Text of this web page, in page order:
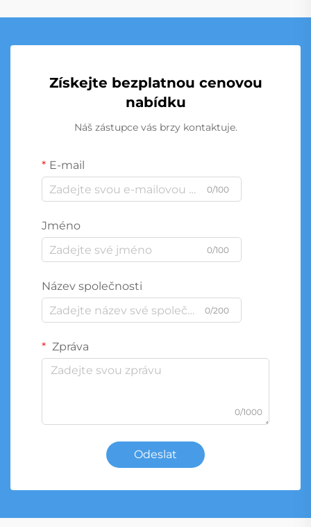
Získejte bezplatnou cenovou
nabídku
Náš zástupce vás brzy kontaktuje.
E-mail
0/100
Jméno
0/100
Název společnosti
0/200
Zpráva
0/1000
Odeslat